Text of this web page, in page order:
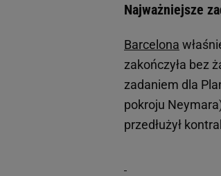
Najważniejsze
Barcelona
zakończyła bez
zadaniem dla
pokroju
przedłużył